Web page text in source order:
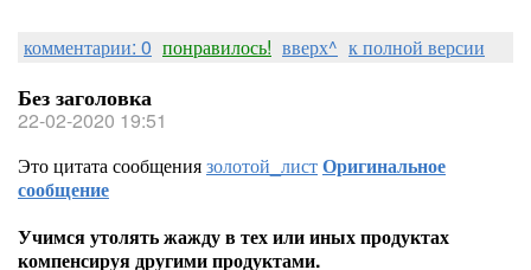
комментарии: 0 понравилось! вверх^ к полной версии
Без заголовка
22-02-2020 19:51
Это цитата сообщениязолотой_листОригинальное
сообщение
Учимся утолять жажду в тех или иных продуктах
компенсируя другими продуктами.